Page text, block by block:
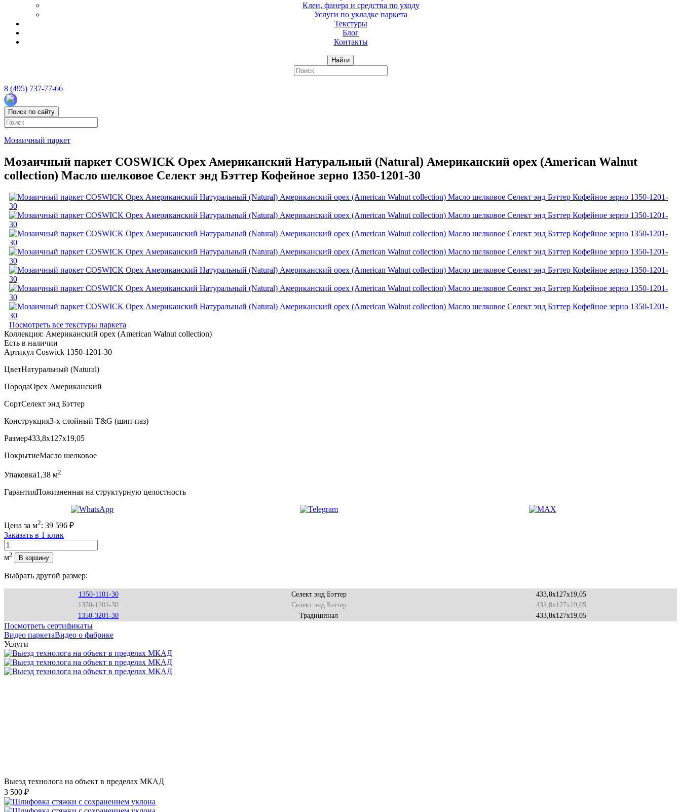
Клеи, фанера и средства по уходу
Услуги по укладке паркета
Текстуры
Блог
Контакты
Найти
8 (495) 737-77-66
Поиск по сайту
Мозаичный паркет
Мозаичный паркет COSWICK Орех Американский Натуральный (Natural) Американский орех (American Walnut
collection) Масло шелковое Селект энд Бэттер Кофейное зерно 1350-1201-30
Посмотреть все текстуры паркета
Коллекция: Американский орех (American Walnut collection)
Есть в наличии
Артикул Coswick 1350-1201-30
ЦветНатуральный (Natural)
ПородаОрех Американский
СортСелект энд Бэттер
Конструкция3-х слойный T&G (шип-паз)
Размер433,8x127x19,05
ПокрытиеМасло шелковое
Упаковка1,38 м2
ГарантияПожизненная на структурную целостность
Цена за м2: 39 596 ₽
Заказать в 1 клик
Количество
м2 В корзину
Выбрать другой размер:
1350-1101-30 Селект энд Бэттер
433,8x127x19,05
1350-1201-30
Селект энд Бэттер
433,8x127x19,05
1350-3201-30
Традишинал 433,8x127x19,05
Посмотреть сертификаты
Видео паркетаВидео о фабрике
Услуги
Выезд технолога на объект в пределах МКАД
3 500 ₽